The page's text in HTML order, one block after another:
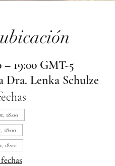
– 19:00 GMT-5
Dra. Lenka Schulze
18:00
18:00
18:00